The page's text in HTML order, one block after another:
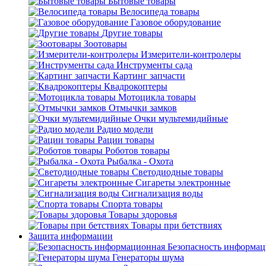
Велосипеда товары
Газовое оборудование
Другие товары
Зоотовары
Измерители-контролеры
Инструменты сада
Картинг запчасти
Квадрокоптеры
Мотоцикла товары
Отмычки замков
Очки мультемидийные
Радио модели
Рации товары
Роботов товары
Рыбалка - Охота
Светодиодные товары
Сигареты электронные
Сигнализация воды
Спорта товары
Товары здоровья
Товары при бетствиях
Защита информации
Безопасность
Генераторы шума